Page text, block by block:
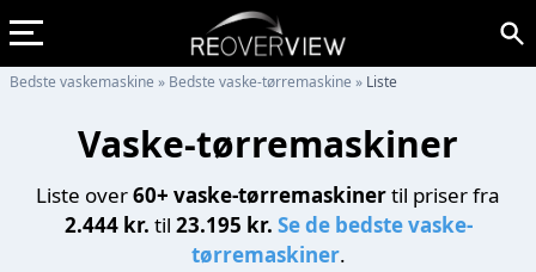
Bedste vaskemaskine » Bedste vaske-tørremaskine » Liste
Vaske-tørremaskiner
Liste over60+ vaske-tørremaskinertil priser fra
2.444 kr. til 23.195 kr. Se de bedste vaske-
tørremaskiner.